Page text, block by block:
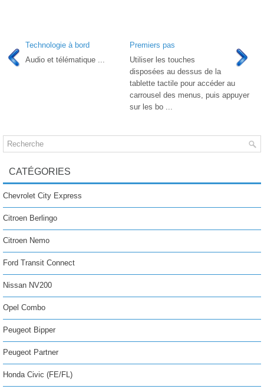
Technologie à bord
Audio et télématique ...
Premiers pas
Utiliser les touches
disposées au dessus de la
tablette tactile pour accéder au
carrousel des menus, puis appuyer
sur les bo ...
CATÉGORIES
Chevrolet City Express
Citroen Berlingo
Citroen Nemo
Ford Transit Connect
Nissan NV200
Opel Combo
Peugeot Bipper
Peugeot Partner
Honda Civic (FE/FL)